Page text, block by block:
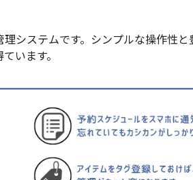
システムです。シンプルな操作性
います。